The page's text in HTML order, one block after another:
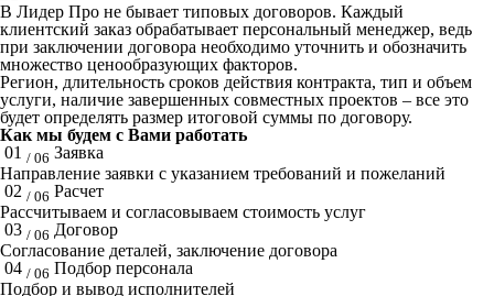
В Лидер Про не бывает типовых договоров. Каждый
клиентский заказ обрабатывает персональный менеджер, ведь
при заключении договора необходимо уточнить и обозначить
множество ценообразующих факторов.
Регион, длительность сроков действия контракта, тип и объем
услуги, наличие завершенных совместных проектов – все это
будет определять размер итоговой суммы по договору.
Как мы будем с Вами работать
01 / 06 Заявка
Направление заявки с указанием требований и пожеланий
02 / 06 Расчет
Рассчитываем и согласовываем стоимость услуг
03 / 06 Договор
Согласование деталей, заключение договора
04 / 06 Подбор персонала
Подбор и вывод исполнителей